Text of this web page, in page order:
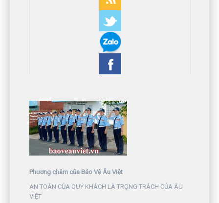
Phương châm của Bảo Vệ Âu Việt
AN TOÀN CỦA QUÝ KHÁCH LÀ TRỌNG TRÁCH CỦA ÂU
VIỆT